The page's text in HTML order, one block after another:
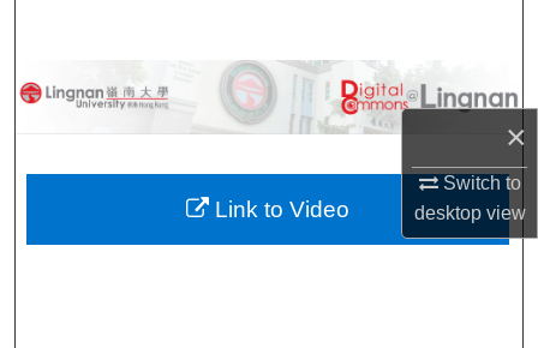
×
Switch to
desktopview
Browse Collections
About
Link to Video